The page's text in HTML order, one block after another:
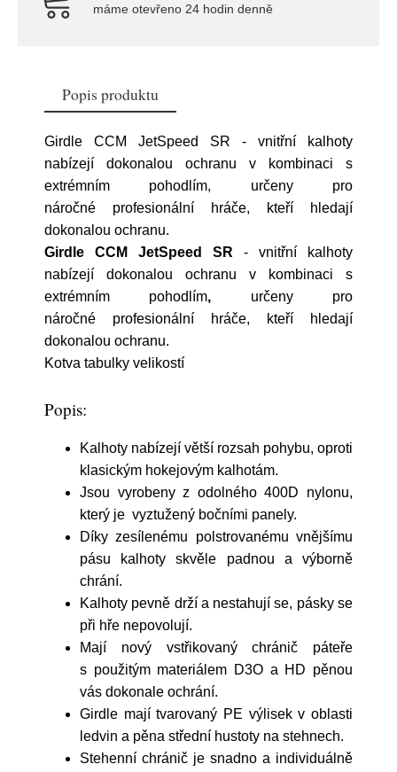
máme otevřeno 24 hodin denně
Popis produktu
Girdle CCM JetSpeed SR - vnitřní kalhoty
nabízejí dokonalou ochranu v kombinaci s
extrémním pohodlím, určeny pro
náročné profesionální hráče, kteří hledají
dokonalou ochranu.
Girdle CCM JetSpeed SR - vnitřní kalhoty
nabízejí dokonalou ochranu v kombinaci s
extrémním pohodlím, určeny pro
náročné profesionální hráče, kteří hledají
dokonalou ochranu.
Kotva tabulky velikostí
Popis:
Kalhoty nabízejí větší rozsah pohybu, oproti
klasickým hokejovým kalhotám.
Jsou vyrobeny z odolného 400D nylonu,
který je vyztužený bočními panely.
Díky zesílenému polstrovanému vnějšímu
pásu kalhoty skvěle padnou a výborně
chrání.
Kalhoty pevně drží a nestahují se, pásky se
při hře nepovolují.
Mají nový vstřikovaný chránič páteře
s použitým materiálem D3O a HD pěnou
vás dokonale ochrání.
Girdle mají tvarovaný PE výlisek v oblasti
ledvin a pěna střední hustoty na stehnech.
Stehenní chránič je snadno a individuálně